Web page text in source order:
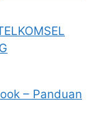
– Panduan